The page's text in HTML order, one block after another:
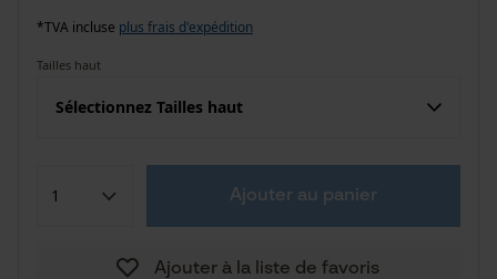
*TVA incluse plus frais d'expédition
Tailles haut
Sélectionnez Tailles haut
Ajouter au panier
Ajouter à la liste de favoris